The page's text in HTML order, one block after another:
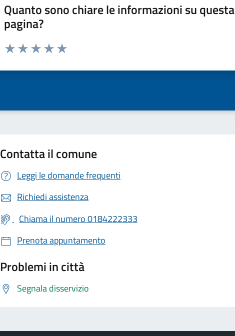
Quanto sono chiare le informazioni su questa
pagina?
Valuta da 1 a 5 stelle la pagina
Contatta il comune
Leggi le domande frequenti
Richiedi assistenza
Chiama il numero 0184222333
Prenota appuntamento
Problemi in città
Segnala disservizio